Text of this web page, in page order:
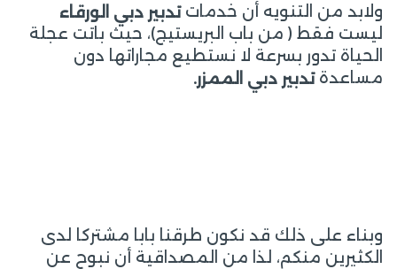
ولابد من التنويه أن خدماتتدبير دبي الورقاء
ليست فقط ( من باب البريستيج)، حيث باتت عجلة
الحياة تدور بسرعة لا نستطيع مجاراتها دون
مساعدةتدبير دبي الممزر.
وبناء على ذلك قد نكون طرقنا بابا مشتركا لدى
الكثيرين منكم، لذا من المصداقية أن نبوح عن